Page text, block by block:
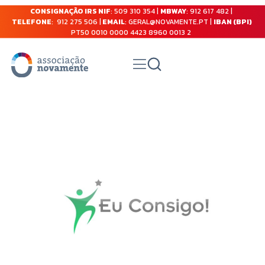
CONSIGNAÇÃO IRS NIF: 509 310 354 | MBWAY: 912 617 482 |
TELEFONE: 912 275 506 | EMAIL: GERAL@NOVAMENTE.PT | IBAN (BPI)
PT50 0010 0000 4423 8960 0013 2